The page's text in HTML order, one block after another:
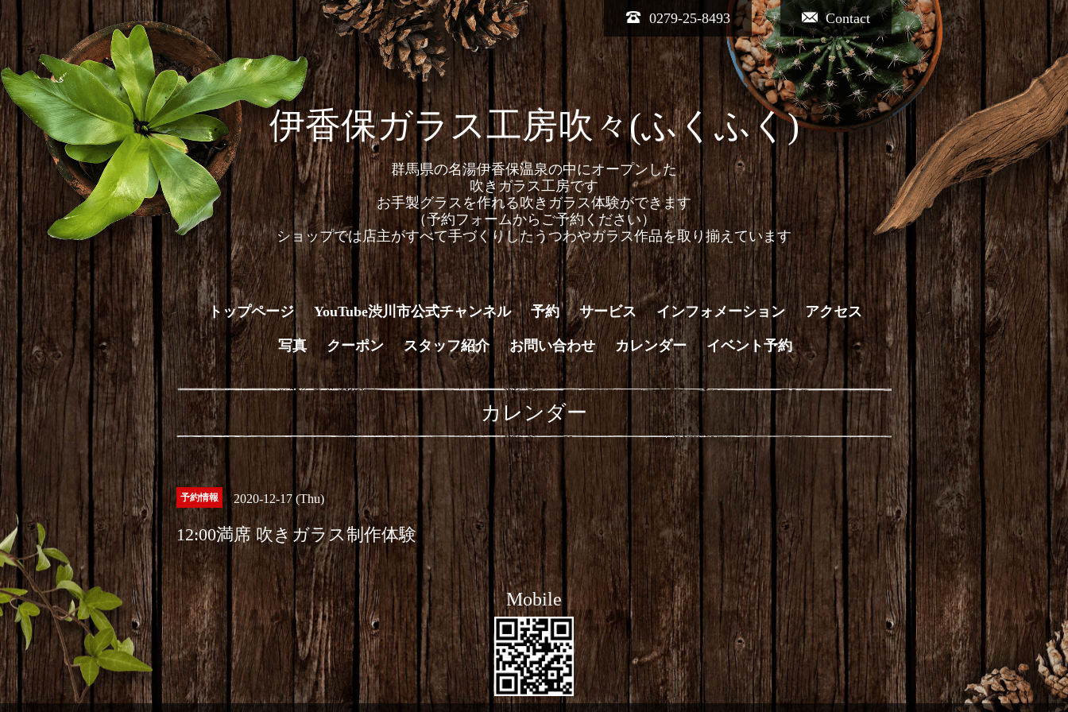
Contact
0279-25-8493
伊香保ガラス工房吹々(ふくふく)
群馬県の名湯伊香保温泉の中にオープンした
吹きガラス工房です
お手製グラスを作れる吹きガラス体験ができます
（予約フォームからご予約ください）
ショップでは店主がすべて手づくりしたうつわやガラス作品を取り揃えています
トップページ YouTube渋川市公式チャンネル 予約 サービス インフォメーション アクセス
写真 クーポン スタッフ紹介 お問い合わせ カレンダー イベント予約
カレンダー
予約情報 2020-12-17 (Thu)
12:00満席 吹きガラス制作体験
Mobile